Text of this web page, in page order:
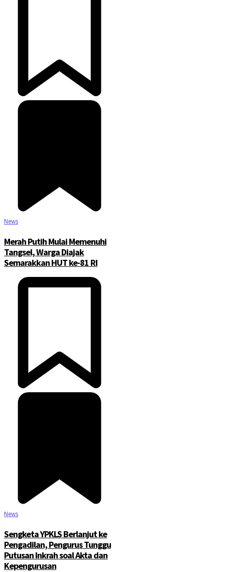
News
Merah Putih Mulai Memenuhi
Tangsel, Warga Diajak
Semarakkan HUT ke-81 RI
News
Sengketa YPKLS Berlanjut ke
Pengadilan, Pengurus Tunggu
Putusan Inkrah soal Akta dan
Kepengurusan